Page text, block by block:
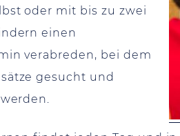
oder mit bis zu zwei
einen
verabreden, bei dem
gesucht und